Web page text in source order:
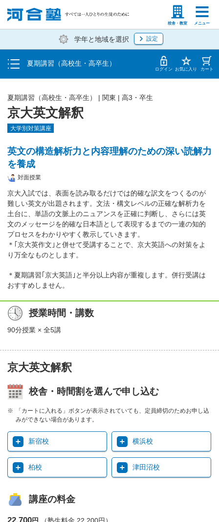
校舎・教室 メニュー
塾生の方 高等学校の先生
学年と地域を選択 設定
夏期講習（高校生・高卒生）
受講料・お申し込み方法
受講開始までの流れ
校舎・教室一覧 ログイン お気に入り カート
京大英文解釈
夏期講習（高校生・高卒生） | 関東 | 高3・卒生
大学別対策講座
英文の構造解析力と内容理解のための深い読解力
を養成
対面授業
京大入試では、表面を読み取るだけでは的確な訳文をつくるのが
難しい英文が出題されます。文法・構文レベルの正確な解析力を
土台に、単語の文脈上のニュアンスを正確に判断し、さらには英
文のメッセージを的確な日本語として表現するまでの一連の知的
プロセスをわかりやすく教示していきます。
＊｢京大英作文｣と併せて受講することで、京大英語への対策をよ
り万全なものとします。
＊夏期講習｢京大英語｣と半分以上内容が重複します。併行受講は
おすすめしません。
授業時間・講数
90分授業 × 全5講
京大英文解釈
校舎・時間割を選んで申し込む
「カートに入れる」ボタンが表示されていても、定員締切のためお申し込
みができない場合があります。
新宿校 横浜校
柏校 津田沼校
講座の料金